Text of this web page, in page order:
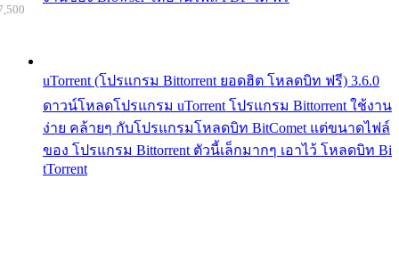
uTorrent (โปรแกรม Bittorrent ยอดฮิต โหลดบิท ฟรี) 3.6.0
ดาวน์โหลดโปรแกรม uTorrent โปรแกรม Bittorrent ใช้งาน
ง่าย คล้ายๆ กับโปรแกรมโหลดบิท BitComet แต่ขนาดไฟล์
ของ โปรแกรม Bittorrent ตัวนี้เล็กมากๆ เอาไว้ โหลดบิท Bi
tTorrent